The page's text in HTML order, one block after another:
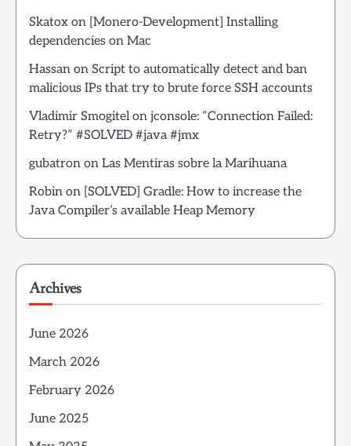
Skatox on [Monero-Development] Installing
dependencies on Mac
Hassan on Script to automatically detect and ban
malicious IPs that try to brute force SSH accounts
Vladimir Smogitelon jconsole: “Connection Failed:
Retry?” #SOLVED #java #jmx
gubatron on Las Mentiras sobre la Marihuana
Robin on [SOLVED] Gradle: How to increase the
Java Compiler’s available Heap Memory
Archives
June 2026
March 2026
February 2026
June 2025